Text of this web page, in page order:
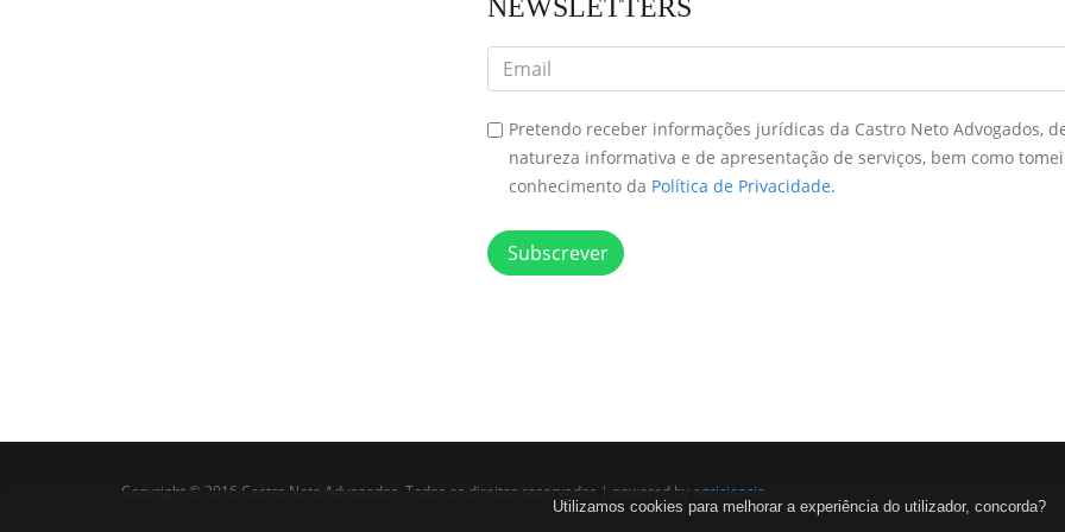
NEWSLETTERS
Pretendo receber informações jurídicas da Castro Neto Advogados,
natureza informativa e de apresentação de serviços, bem como tomei
conhecimento da Política de Privacidade.
Subscrever
Copyright © 2016 Castro Neto Advogados. Todos os direitos reservados | powered by agriciencia
Utilizamos cookies para melhorar a experiência do utilizador, concorda?